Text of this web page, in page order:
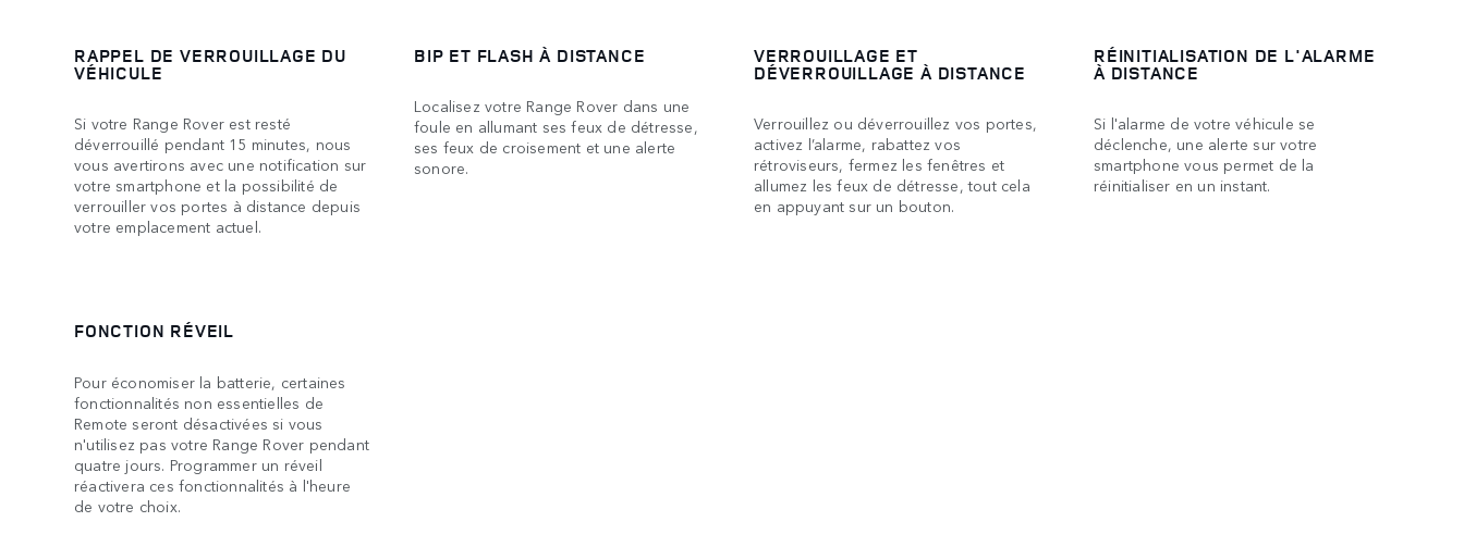
RAPPEL DE VERROUILLAGE DU
VÉHICULE
Si votre Range Rover est resté
déverrouillé pendant 15 minutes, nous
vous avertirons avec une notification sur
votre smartphone et la possibilité de
verrouiller vos portes à distance depuis
votre emplacement actuel.
BIP ET FLASH À DISTANCE
Localisez votre Range Rover dans une
foule en allumant ses feux de détresse,
ses feux de croisement et une alerte
sonore.
VERROUILLAGE ET
DÉVERROUILLAGE À DISTANCE
Verrouillez ou déverrouillez vos portes,
activez l’alarme, rabattez vos
rétroviseurs, fermez les fenêtres et
allumez les feux de détresse, tout cela
en appuyant sur un bouton.
RÉINITIALISATION DE L'ALARME
À DISTANCE
Si l'alarme de votre véhicule se
déclenche, une alerte sur votre
smartphone vous permet de la
réinitialiser en un instant.
FONCTION RÉVEIL
Pour économiser la batterie, certaines
fonctionnalités non essentielles de
Remote seront désactivées si vous
n'utilisez pas votre Range Rover pendant
quatre jours. Programmer un réveil
réactivera ces fonctionnalités à l'heure
de votre choix.